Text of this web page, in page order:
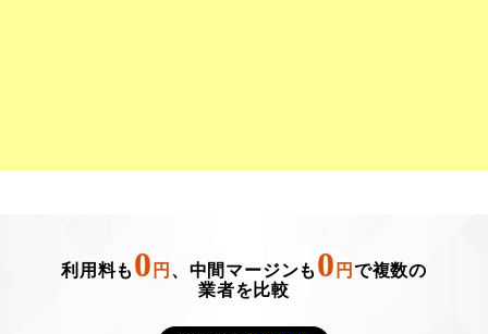
利用料も 0 円 、中間マージンも 0 円 で複数の
業者を比較